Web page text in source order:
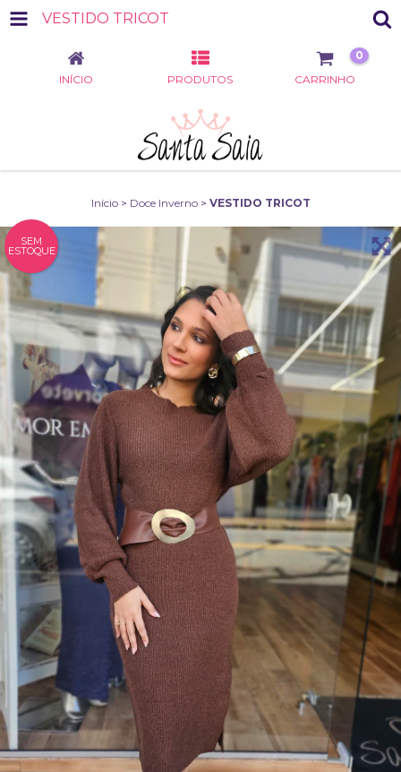
VESTIDO TRICOT
INÍCIO PRODUTOS CARRINHO
0
Início > Doce Inverno > VESTIDO TRICOT
SEM
ESTOQUE